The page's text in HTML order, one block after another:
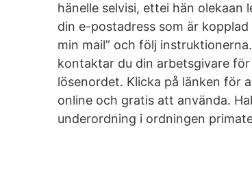
hänelle selvisi, ettei hän olekaan
din e-postadress som är
min mail” och följ
kontaktar du din arbetsgivare
lösenordet. Klicka på länken för
online och gratis att använda.
underordning i ordningen